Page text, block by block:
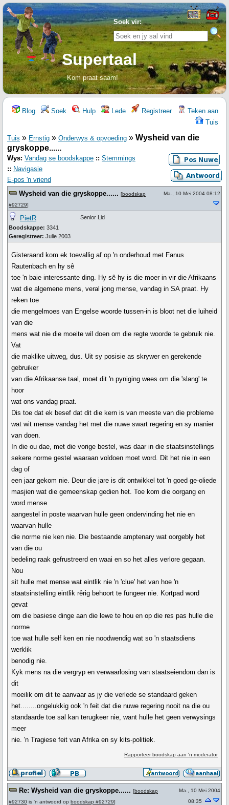
Soek vir:
Supertaal
Kom praat saam!
Blog Soek Hulp Lede Registreer
Teken aan
Tuis
Tuis » Ernstig » Onderwys & opvoeding » Wysheid van die
gryskoppe......
Wys: Vandag se boodskappe :: Stemmings
:: Navigasie
E-pos 'n vriend
Wysheid van die gryskoppe...... [boodskap
#92729]
Ma., 10 Mei 2004 08:12
PietR
Boodskappe: 3341
Geregistreer: Julie 2003
Senior Lid
Gisteraand kom ek toevallig af op 'n onderhoud met Fanus
Rautenbach en hy sê
toe 'n baie interessante ding. Hy sê hy is die moer in vir die Afrikaans
wat die algemene mens, veral jong mense, vandag in SA praat. Hy
reken toe
die mengelmoes van Engelse woorde tussen-in is bloot net die luiheid
van die
mens wat nie die moeite wil doen om die regte woorde te gebruik nie.
Vat
die maklike uitweg, dus. Uit sy posisie as skrywer en gerekende
gebruiker
van die Afrikaanse taal, moet dit 'n pyniging wees om die 'slang' te
hoor
wat ons vandag praat.
Dis toe dat ek besef dat dit die kern is van meeste van die probleme
wat wit mense vandag het met die nuwe swart regering en sy manier
van doen.
In die ou dae, met die vorige bestel, was daar in die staatsinstellings
sekere norme gestel waaraan voldoen moet word. Dit het nie in een
dag of
een jaar gekom nie. Deur die jare is dit ontwikkel tot 'n goed ge-oliede
masjien wat die gemeenskap gedien het. Toe kom die oorgang en
word mense
aangestel in poste waarvan hulle geen ondervinding het nie en
waarvan hulle
die norme nie ken nie. Die bestaande amptenary wat oorgebly het
van die ou
bedeling raak gefrustreerd en waai en so het alles verlore gegaan.
Nou
sit hulle met mense wat eintlik nie 'n 'clue' het van hoe 'n
staatsinstelling eintlik rêrig behoort te fungeer nie. Kortpad word
gevat
om die basiese dinge aan die lewe te hou en op die res pas hulle die
norme
toe wat hulle self ken en nie noodwendig wat so 'n staatsdiens
werklik
benodig nie.
Kyk mens na die vergryp en verwaarlosing van staatseiendom dan is
dit
moeilik om dit te aanvaar as jy die verlede se standaard geken
het........ongelukkig ook 'n feit dat die nuwe regering nooit na die ou
standaarde toe sal kan terugkeer nie, want hulle het geen verwysings
meer
nie. 'n Tragiese feit van Afrika en sy kits-politiek.
Rapporteer boodskap aan 'n moderator
Re: Wysheid van die gryskoppe...... [boodskap
#92730 is 'n antwoord op boodskap #92729]
Ma., 10 Mei 2004
08:35